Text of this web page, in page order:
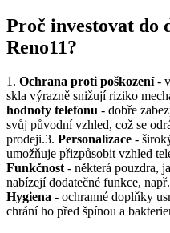
Proč investovat do
Reno11?
1. Ochrana proti poškození-
skla výrazně snižují riziko
hodnoty telefonu - dobře
svůj původní vzhled, což se
prodeji.3. Personalizace -
umožňuje přizpůsobit vzhled
Funkčnost - některá pouzdra,
nabízejí dodatečné funkce,
Hygiena - ochranné doplňky
chrání ho před špínou a